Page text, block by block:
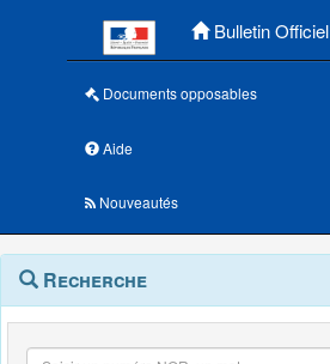
Bulletin Officiel
Documents opposables
Aide
Nouveautés
Navigation
outils
Menu
contextuel
Recherche